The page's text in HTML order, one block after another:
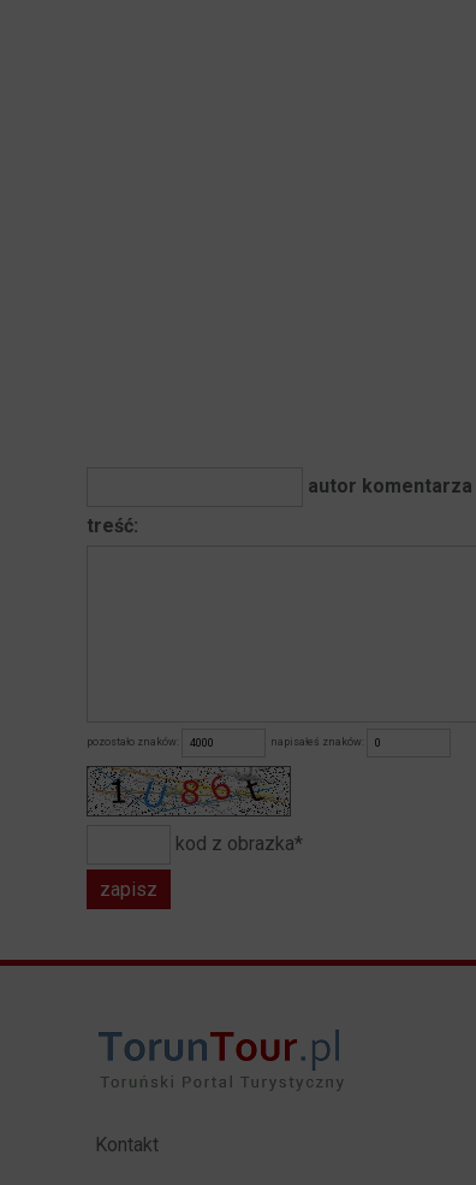
autor komentarza
treść:
pozostało znaków: napisałeś znaków:
kod z obrazka*
Kontakt